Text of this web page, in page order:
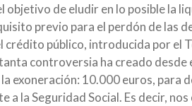
objetivo de eludir en lo posible la
previo para el perdón de las
crédito público, introducida por el
controversia ha creado desde
exoneración: 10.000 euros, para
a la Seguridad Social. Es decir,